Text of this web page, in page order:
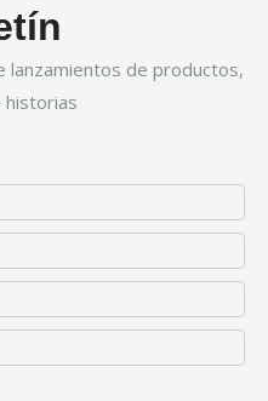
lanzamientos de productos,
historias